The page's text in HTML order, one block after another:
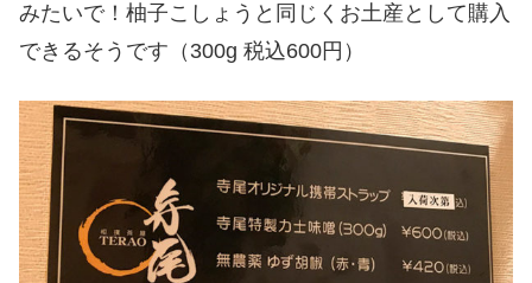
みたいで！柚子こしょうと同じくお土産として購入
できるそうです（300g 税込600円）